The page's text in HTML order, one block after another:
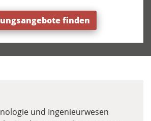
finden
und Ingenieurwesen